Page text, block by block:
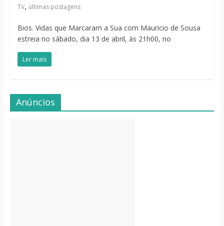
TV, últimas postagens
Bios. Vidas que Marcaram a Sua com Mauricio de Sousa
estreia no sábado, dia 13 de abril, às 21h00, no
Ler mais
Anúncios